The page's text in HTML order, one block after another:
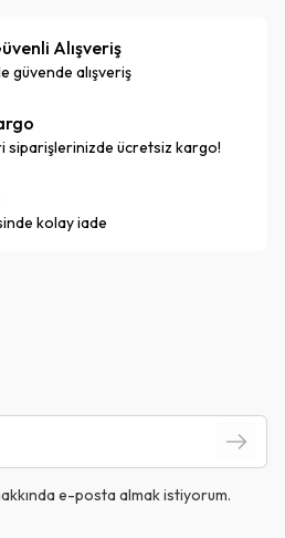
Alışveriş
güvende alışveriş
siparişlerinizde ücretsiz kargo!
kolay iade
e-posta almak istiyorum.